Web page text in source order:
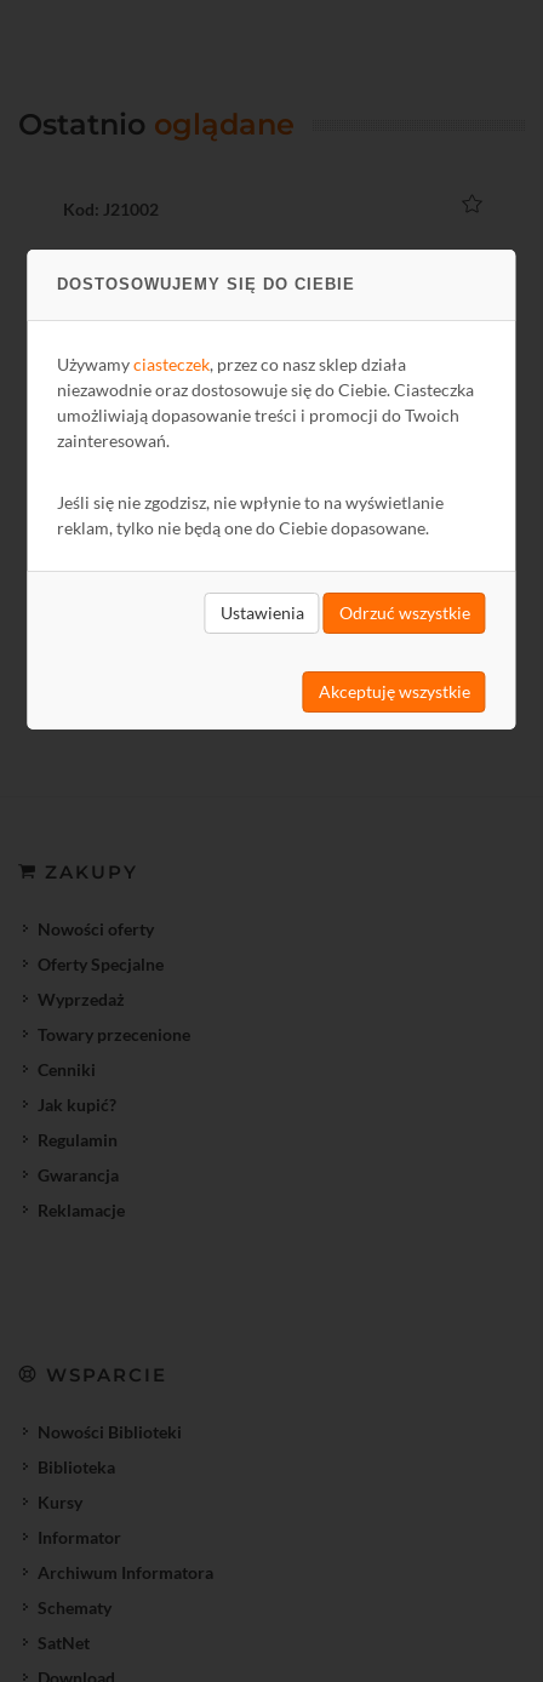
DOSTOSOWUJEMY SIĘ DO CIEBIE
Używamyciasteczek, przez co nasz sklep działa
niezawodnie oraz dostosowuje się do Ciebie. Ciasteczka
umożliwiają dopasowanie treści i promocji do Twoich
zainteresowań.
Jeśli się nie zgodzisz, nie wpłynie to na wyświetlanie
reklam, tylko nie będą one do Ciebie dopasowane.
Ustawienia Odrzuć wszystkie
Akceptuję wszystkie
Ostatnio oglądane
Kod: J21002
2,71 zł
ZAKUPY
Nowości oferty
Oferty Specjalne
Wyprzedaż
Towary przecenione
Cenniki
Jak kupić?
Regulamin
Gwarancja
Reklamacje
WSPARCIE
Nowości Biblioteki
Biblioteka
Kursy
Informator
Archiwum Informatora
Schematy
SatNet
Download